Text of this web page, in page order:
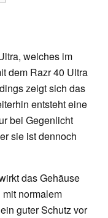
welches im
dem Razr 40 Ultra
zeigt sich das
entsteht eine
bei Gegenlicht
sie ist dennoch
das Gehäuse
normalem
guter Schutz vor